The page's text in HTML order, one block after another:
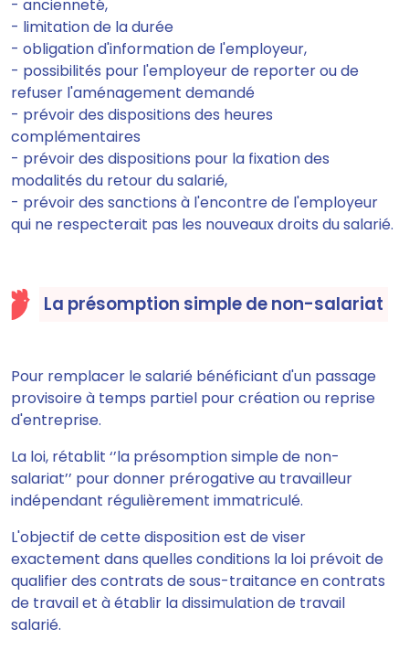
- ancienneté,
- limitation de la durée
- obligation d'information de l'employeur,
- possibilités pour l'employeur de reporter ou de
refuser l'aménagement demandé
- prévoir des dispositions des heures
complémentaires
- prévoir des dispositions pour la fixation des
modalités du retour du salarié,
- prévoir des sanctions à l'encontre de l'employeur
qui ne respecterait pas les nouveaux droits du salarié.
La présomption simple de non-salariat
Pour remplacer le salarié bénéficiant d'un passage
provisoire à temps partiel pour création ou reprise
d'entreprise.
La loi, rétablit ‘’la présomption simple de non-
salariat’’ pour donner prérogative au travailleur
indépendant régulièrement immatriculé.
L'objectif de cette disposition est de viser
exactement dans quelles conditions la loi prévoit de
qualifier des contrats de sous-traitance en contrats
de travail et à établir la dissimulation de travail
salarié.